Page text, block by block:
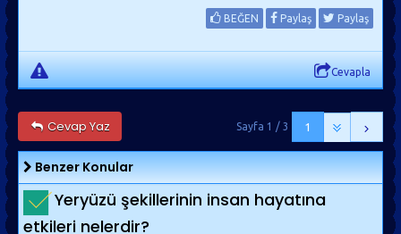
BEĞEN Paylaş Paylaş
Cevapla
Cevap Yaz 1
Sayfa 1 / 3
Benzer Konular
Yeryüzü şekillerinin insan hayatına
etkileri nelerdir?